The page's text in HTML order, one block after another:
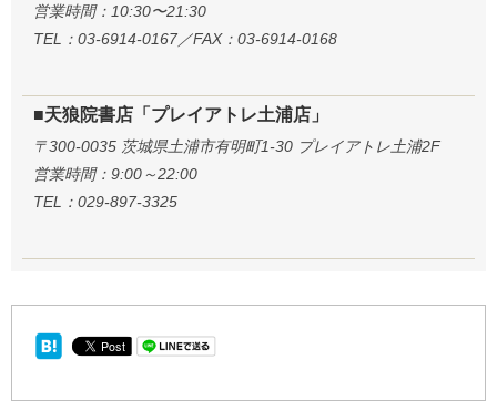
営業時間：10:30〜21:30
TEL：03-6914-0167／FAX：03-6914-0168
■天狼院書店「プレイアトレ土浦店」
〒300-0035 茨城県土浦市有明町1-30 プレイアトレ土浦2F
営業時間：9:00～22:00
TEL：029-897-3325